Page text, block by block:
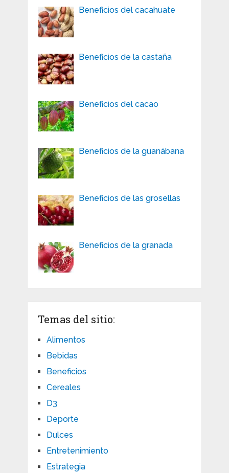
Beneficios del cacahuate
Beneficios de la castaña
Beneficios del cacao
Beneficios de la guanábana
Beneficios de las grosellas
Beneficios de la granada
Temas del sitio:
Alimentos
Bebidas
Beneficios
Cereales
D3
Deporte
Dulces
Entretenimiento
Estrategia